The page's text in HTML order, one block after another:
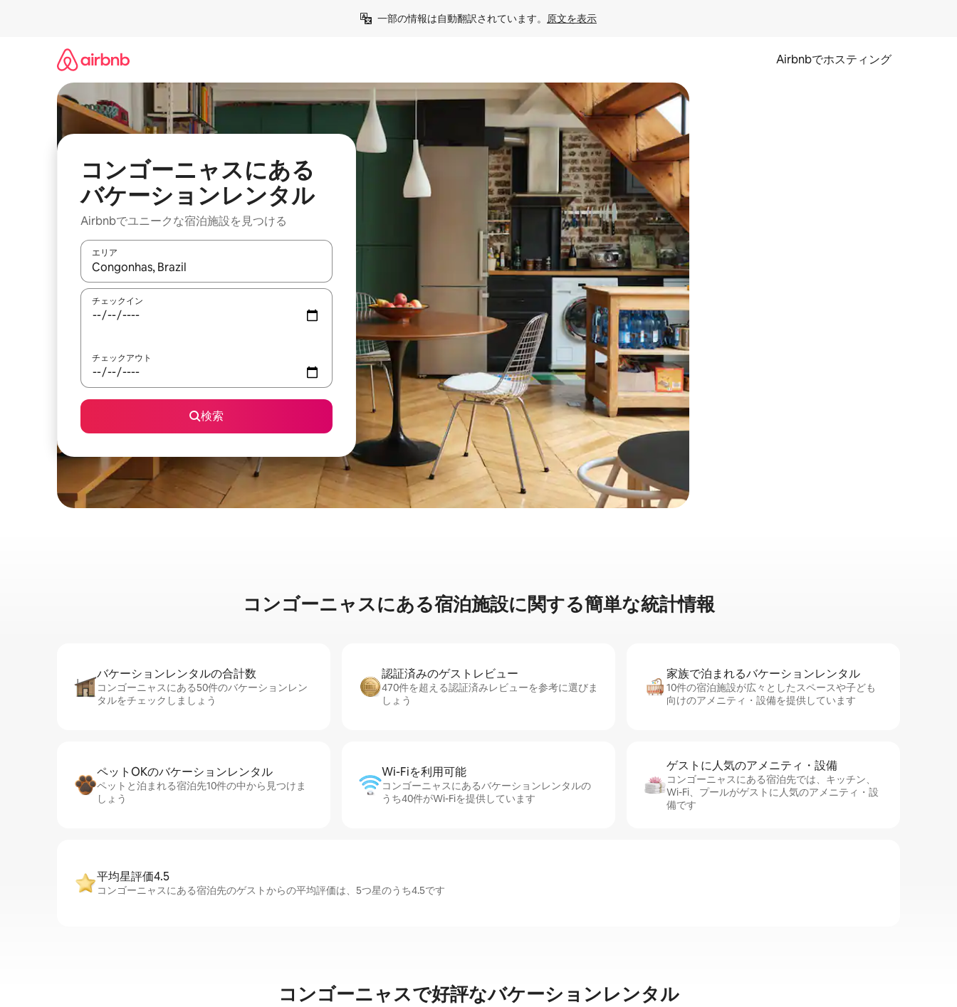
一部の情報は自動翻訳されています。 原文を表示
Airbnbでホスティング
コンゴーニャスにある
バケーションレンタル
Airbnbでユニークな宿泊施設を見つける
エリア
検索結果が表示されたら、上下の矢印キーを使って移動するか、画面をタッチまたはスワイプして検索結果を確認することができます。
チェックイン
チェックアウト
検索
コンゴーニャスに⁠あ⁠る宿⁠泊⁠施⁠設⁠に関⁠す⁠る簡⁠単⁠な統⁠計⁠情⁠報
バケーションレ⁠ン⁠タ⁠ル⁠の合⁠計⁠数
コンゴーニャスにある50件のバケーションレン
タルをチェックしましょう
認証済みのゲ⁠ス⁠ト⁠レ⁠ビ⁠ュ⁠ー
470件を超える認証済みレビューを参考に選びま
しょう
家族で泊まれるバ⁠ケ⁠ー⁠シ⁠ョ⁠ンレ⁠ン⁠タ⁠ル
10件の宿泊施設が広々としたスペースや子ども
向けのアメニティ・設備を提供しています
ペットOKのバ⁠ケ⁠ー⁠シ⁠ョ⁠ンレ⁠ン⁠タ⁠ル
ペットと泊まれる宿泊先10件の中から見つけま
しょう
Wi-Fiを利⁠用⁠可⁠能
コンゴーニャスにあるバケーションレンタルの
うち40件がWi-Fiを提供しています
ゲストに人⁠気⁠のア⁠メ⁠ニ⁠テ⁠ィ・設⁠備
コンゴーニャスにある宿泊先では、キッチン、
Wi-Fi、プールがゲストに人気のアメニティ・設
備です
平均星評価4.5
コンゴーニャスにある宿泊先のゲストからの平均評価は、5つ星のうち4.5です
コンゴーニャスで好評なバケーションレンタル